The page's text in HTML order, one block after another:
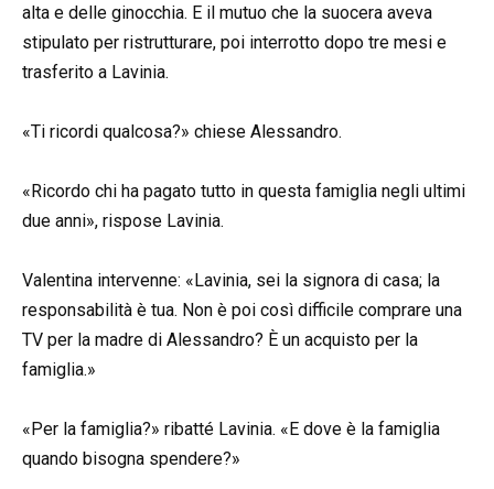
alta e delle ginocchia. E il mutuo che la suocera aveva
stipulato per ristrutturare, poi interrotto dopo tre mesi e
trasferito a Lavinia.
«Ti ricordi qualcosa?» chiese Alessandro.
«Ricordo chi ha pagato tutto in questa famiglia negli ultimi
due anni», rispose Lavinia.
Valentina intervenne: «Lavinia, sei la signora di casa; la
responsabilità è tua. Non è poi così difficile comprare una
TV per la madre di Alessandro? È un acquisto per la
famiglia.»
«Per la famiglia?» ribatté Lavinia. «E dove è la famiglia
quando bisogna spendere?»